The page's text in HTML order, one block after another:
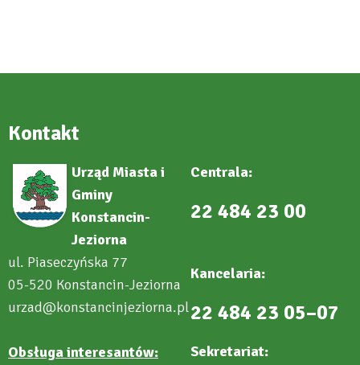
Kontakt
Urząd Miasta i
Gminy
Konstancin-
Jeziorna
ul. Piaseczyńska 77
05-520 Konstancin-Jeziorna
urzad@konstancinjeziorna.pl
Obsługa interesantów:
Centrala:
22 484 23 00
Kancelaria:
22 484 23 05–07
Sekretariat: